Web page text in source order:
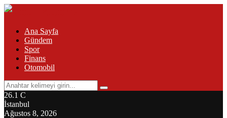
Ana Sayfa
Gündem
Spor
Finans
Otomobil
Search
for:
Search
26.1 C
İstanbul
Ağustos 8, 2026